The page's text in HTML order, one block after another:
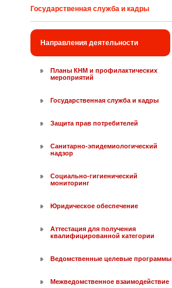
Государственная служба и кадры
Направления деятельности
Планы КНМ и профилактических
мероприятий
Государственная служба и кадры
Защита прав потребителей
Санитарно-эпидемиологический
надзор
Социально-гигиенический
мониторинг
Юридическое обеспечение
Аттестация для получения
квалифицированной категории
Ведомственные целевые программы
Межведомственное взаимодействие